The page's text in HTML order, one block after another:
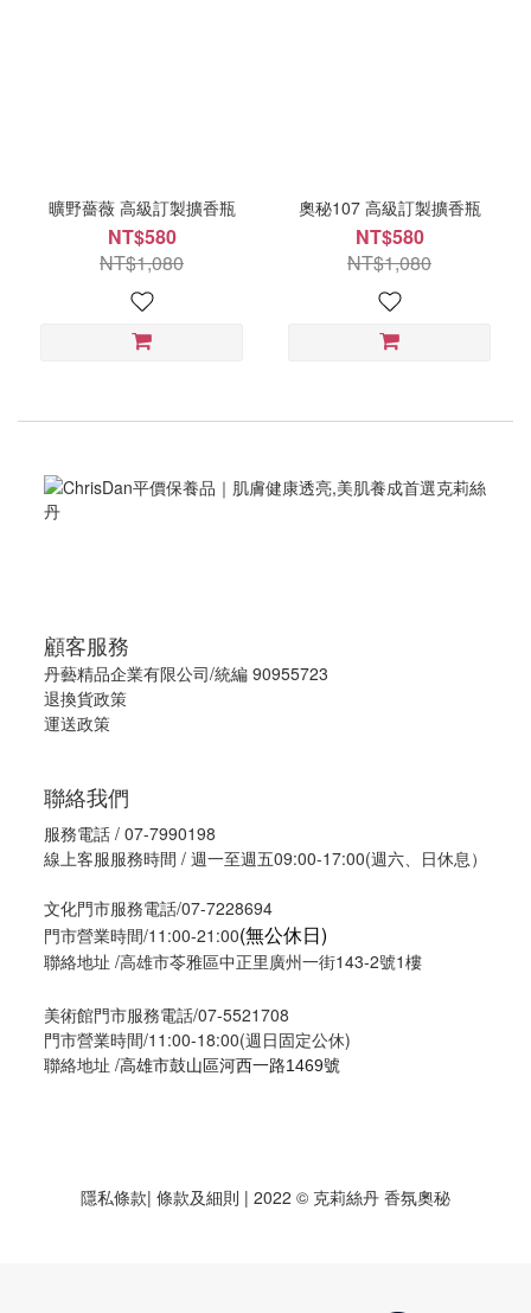
曠野薔薇 高級訂製擴香瓶
NT$580
NT$1,080
奧秘107 高級訂製擴香瓶
NT$580
NT$1,080
顧客服務
丹藝精品企業有限公司/統編 90955723
退換貨政策
運送政策
聯絡我們
服務電話 / 07-7990198
線上客服服務時間 / 週一至週五09:00-17:00(週六、日休息）
文化門市服務電話/07-7228694
門市營業時間/11:00-21:00(無公休日)
聯絡地址 /高雄市苓雅區中正里廣州一街143-2號1樓
美術館門市服務電話/07-5521708
門市營業時間/11:00-18:00(週日固定公休)
聯絡地址 /高雄市鼓山區河西一路1469號
隱私條款| 條款及細則 | 2022 © 克莉絲丹 香氛奧秘